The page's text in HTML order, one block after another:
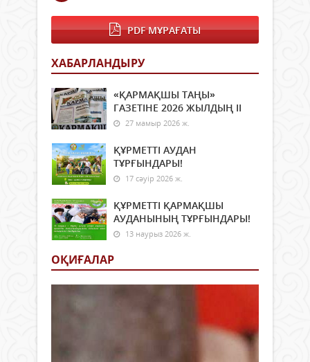
PDF МҰРАҒАТЫ
ХАБАРЛАНДЫРУ
«ҚАРМАҚШЫ ТАҢЫ»
ГАЗЕТІНЕ 2026 ЖЫЛДЫҢ ІI
27 мамыр 2026 ж.
ҚҰРМЕТТІ АУДАН
ТҰРҒЫНДАРЫ!
17 сәуір 2026 ж.
ҚҰРМЕТТІ ҚАРМАҚШЫ
АУДАНЫНЫҢ ТҰРҒЫНДАРЫ!
13 наурыз 2026 ж.
ОҚИҒАЛАР